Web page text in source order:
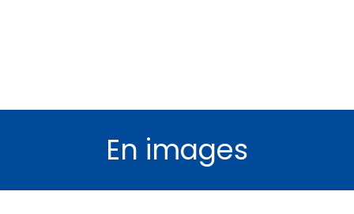
En images